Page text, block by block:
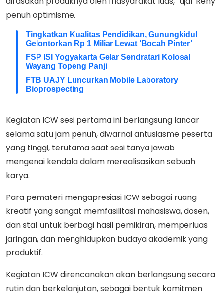
penuh optimisme.
Tingkatkan Kualitas Pendidikan, Gunungkidul
Gelontorkan Rp 1 Miliar Lewat ‘Bocah Pinter’
FSP ISI Yogyakarta Gelar Sendratari Kolosal
Wayang Topeng Panji
FTB UAJY Luncurkan Mobile Laboratory
Bioprospecting
Kegiatan ICW sesi pertama ini berlangsung lancar
selama satu jam penuh, diwarnai antusiasme peserta
yang tinggi, terutama saat sesi tanya jawab
mengenai kendala dalam merealisasikan sebuah
karya.
Para pemateri mengapresiasi ICW sebagai ruang
kreatif yang sangat memfasilitasi mahasiswa, dosen,
dan staf untuk berbagi hasil pemikiran, memperluas
jaringan, dan menghidupkan budaya akademik yang
produktif.
Kegiatan ICW direncanakan akan berlangsung secara
rutin dan berkelanjutan, sebagai bentuk komitmen